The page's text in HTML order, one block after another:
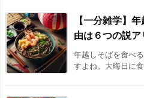
【一分雑学】
由は６つの説ア
年越しそばを食べ
すよね。大晦日に